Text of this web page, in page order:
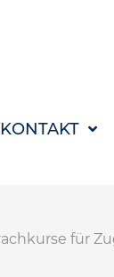
KONTAKT
für